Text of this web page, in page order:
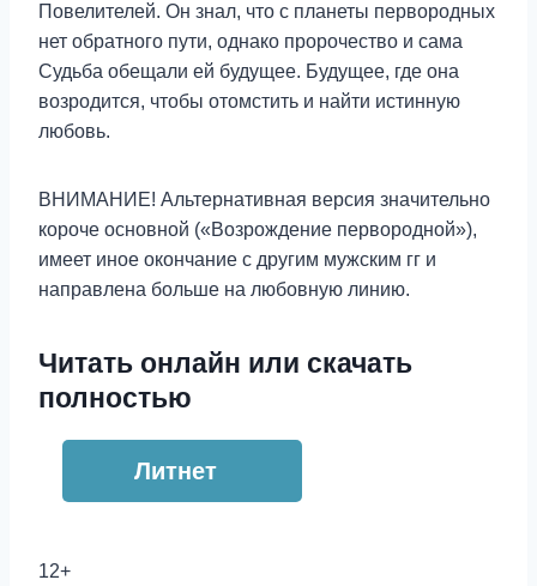
Повелителей. Он знал, что с планеты первородных
нет обратного пути, однако пророчество и сама
Судьба обещали ей будущее. Будущее, где она
возродится, чтобы отомстить и найти истинную
любовь.
ВНИМАНИЕ! Альтернативная версия значительно
короче основной («Возрождение первородной»),
имеет иное окончание с другим мужским гг и
направлена больше на любовную линию.
Читать онлайн или скачать
полностью
Литнет
12+